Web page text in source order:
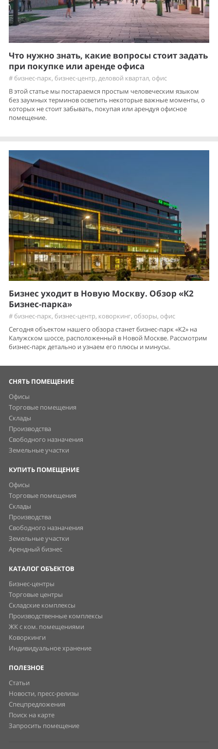
Что нужно знать, какие вопросы стоит задать
при покупке или аренде офиса
# бизнес-парк, бизнес-центр, деловой квартал, офис
В этой статье мы постараемся простым человеческим языком
без заумных терминов осветить некоторые важные моменты, о
которых не стоит забывать, покупая или арендуя офисное
помещение.
Бизнес уходит в Новую Москву. Обзор «К2
Бизнес-парка»
# бизнес-парк, бизнес-центр, коворкинг, обзоры, офис
Сегодня объектом нашего обзора станет бизнес-парк «К2» на
Калужском шоссе, расположенный в Новой Москве. Рассмотрим
бизнес-парк детально и узнаем его плюсы и минусы.
СНЯТЬ ПОМЕЩЕНИЕ
Офисы
Торговые помещения
Склады
Производства
Свободного назначения
Земельные участки
КУПИТЬ ПОМЕЩЕНИЕ
Офисы
Торговые помещения
Склады
Производства
Свободного назначения
Земельные участки
Арендный бизнес
КАТАЛОГ ОБЪЕКТОВ
Бизнес-центры
Торговые центры
Складские комплексы
Производственные комплексы
ЖК с ком. помещениями
Коворкинги
Индивидуальное хранение
ПОЛЕЗНОЕ
Статьи
Новости, пресс-релизы
Спецпредложения
Поиск на карте
Запросить помещение